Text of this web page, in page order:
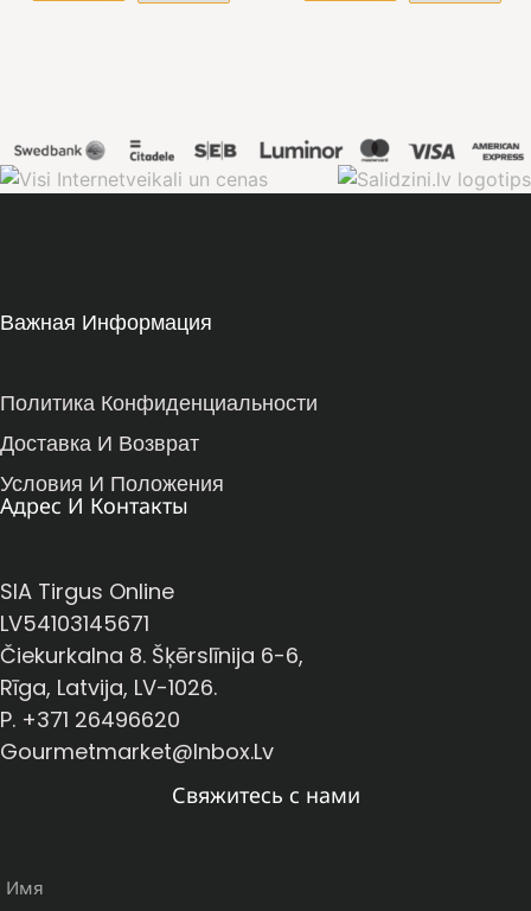
Важная Информация
Политика Конфиденциальности
Доставка И Возврат
Условия И Положения
Адрес И Контакты
SIA Tirgus Online
LV54103145671
Čiekurkalna 8. Šķērslīnija 6-6,
Rīga, Latvija, LV-1026.
P. +371 26496620
Gourmetmarket@inbox.lv
Свяжитесь с нами